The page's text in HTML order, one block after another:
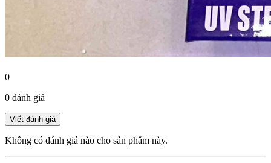
0
0 đánh giá
Không có đánh giá nào cho sản phẩm này.